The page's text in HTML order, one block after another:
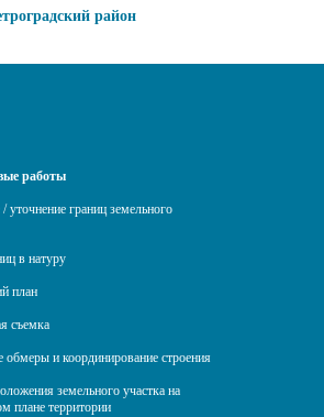
район
работы
уточнение границ земельного
в натуру
план
съемка
обмеры и координирование строения
земельного участка на
плане территории